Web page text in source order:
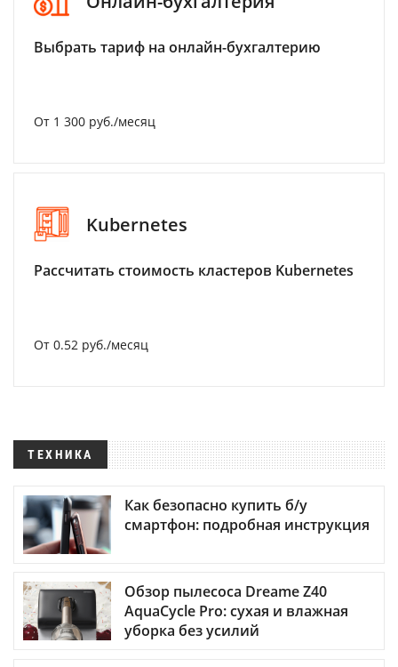
Выбрать тариф на онлайн-бухгалтерию
От 1 300 руб./месяц
Kubernetes
Рассчитать стоимость кластеров Kubernetes
От 0.52 руб./месяц
ТЕХНИКА
Как безопасно купить б/у
смартфон: подробная инструкция
Обзор пылесоса Dreame Z40
AquaCycle Pro: сухая и влажная
уборка без усилий